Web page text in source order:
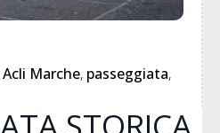
Acli Marche passeggiata